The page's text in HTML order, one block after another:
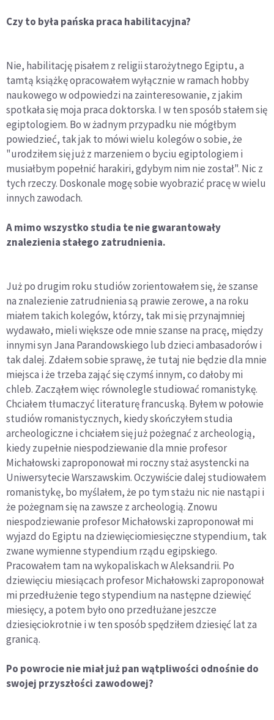
Czy to była pańska praca habilitacyjna?
Nie, habilitację pisałem z religii starożytnego Egiptu, a
tamtą książkę opracowałem wyłącznie w ramach hobby
naukowego w odpowiedzi na zainteresowanie, z jakim
spotkała się moja praca doktorska. I w ten sposób stałem się
egiptologiem. Bo w żadnym przypadku nie mógłbym
powiedzieć, tak jak to mówi wielu kolegów o sobie, że
"urodziłem się już z marzeniem o byciu egiptologiem i
musiałbym popełnić harakiri, gdybym nim nie został". Nic z
tych rzeczy. Doskonale mogę sobie wyobrazić pracę w wielu
innych zawodach.
A mimo wszystko studia te nie gwarantowały
znalezienia stałego zatrudnienia.
Już po drugim roku studiów zorientowałem się, że szanse
na znalezienie zatrudnienia są prawie zerowe, a na roku
miałem takich kolegów, którzy, tak mi się przynajmniej
wydawało, mieli większe ode mnie szanse na pracę, między
innymi syn Jana Parandowskiego lub dzieci ambasadorów i
tak dalej. Zdałem sobie sprawę, że tutaj nie będzie dla mnie
miejsca i że trzeba zająć się czymś innym, co dałoby mi
chleb. Zacząłem więc równolegle studiować romanistykę.
Chciałem tłumaczyć literaturę francuską. Byłem w połowie
studiów romanistycznych, kiedy skończyłem studia
archeologiczne i chciałem się już pożegnać z archeologią,
kiedy zupełnie niespodziewanie dla mnie profesor
Michałowski zaproponował mi roczny staż asystencki na
Uniwersytecie Warszawskim. Oczywiście dalej studiowałem
romanistykę, bo myślałem, że po tym stażu nic nie nastąpi i
że pożegnam się na zawsze z archeologią. Znowu
niespodziewanie profesor Michałowski zaproponował mi
wyjazd do Egiptu na dziewięciomiesięczne stypendium, tak
zwane wymienne stypendium rządu egipskiego.
Pracowałem tam na wykopaliskach w Aleksandrii. Po
dziewięciu miesiącach profesor Michałowski zaproponował
mi przedłużenie tego stypendium na następne dziewięć
miesięcy, a potem było ono przedłużane jeszcze
dziesięciokrotnie i w ten sposób spędziłem dziesięć lat za
granicą.
Po powrocie nie miał już pan wątpliwości odnośnie do
swojej przyszłości zawodowej?